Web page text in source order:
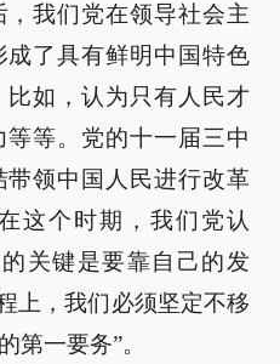
我们党在领导社会主
成了具有鲜明中国特色
如，认为只有人民才
等。党的十一届三中
领中国人民进行改革
这个时期，我们党认
关键是要靠自己的发
上，我们必须坚定不移
第一要务”。